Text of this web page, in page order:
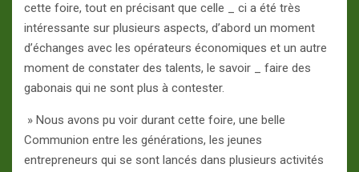
cette foire, tout en précisant que celle _ ci a été très
intéressante sur plusieurs aspects, d’abord un moment
d’échanges avec les opérateurs économiques et un autre
moment de constater des talents, le savoir _ faire des
gabonais qui ne sont plus à contester.
» Nous avons pu voir durant cette foire, une belle
Communion entre les générations, les jeunes
entrepreneurs qui se sont lancés dans plusieurs activités